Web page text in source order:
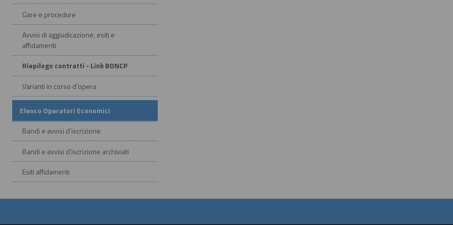
Gare e procedure
Avvisi di aggiudicazione, esiti e
affidamenti
Riepilogo contratti - Link BDNCP
Varianti in corso d'opera
Elenco Operatori Economici
Bandi e avvisi d'iscrizione
Bandi e avvisi d'iscrizione archiviati
Esiti affidamenti